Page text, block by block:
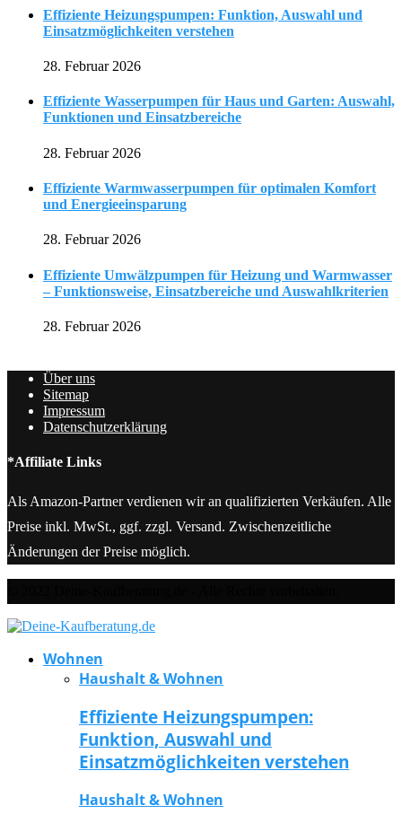
Effiziente Heizungspumpen: Funktion, Auswahl und
Einsatzmöglichkeiten verstehen
28. Februar 2026
Effiziente Wasserpumpen für Haus und Garten: Auswahl,
Funktionen und Einsatzbereiche
28. Februar 2026
Effiziente Warmwasserpumpen für optimalen Komfort
und Energieeinsparung
28. Februar 2026
Effiziente Umwälzpumpen für Heizung und Warmwasser
– Funktionsweise, Einsatzbereiche und Auswahlkriterien
28. Februar 2026
Über uns
Sitemap
Impressum
Datenschutzerklärung
*Affiliate Links
Als Amazon-Partner verdienen wir an qualifizierten Verkäufen. Alle
Preise inkl. MwSt., ggf. zzgl. Versand. Zwischenzeitliche
Änderungen der Preise möglich.
Wohnen
Haushalt & Wohnen
Effiziente Heizungspumpen:
Funktion, Auswahl und
Einsatzmöglichkeiten verstehen
Haushalt & Wohnen